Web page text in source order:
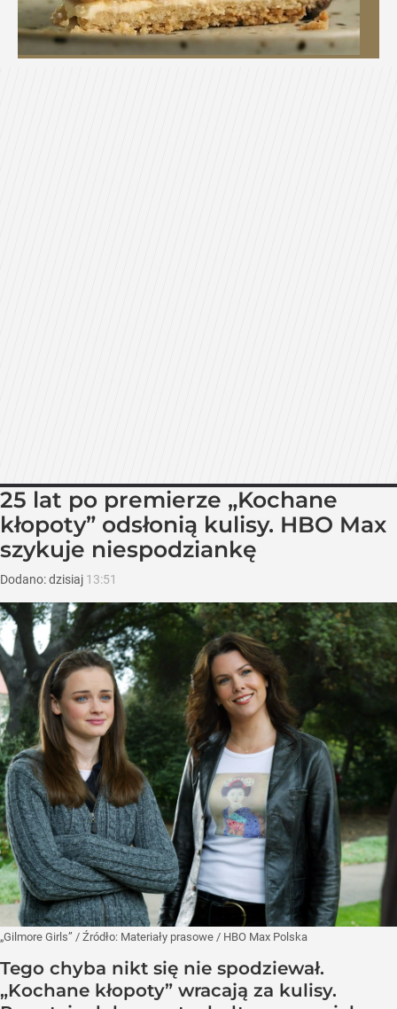
25 lat po premierze „Kochane
kłopoty” odsłonią kulisy. HBO Max
szykuje niespodziankę
Dodano:dzisiaj 13:51
„Gilmore Girls” / Źródło: Materiały prasowe / HBO Max Polska
Tego chyba nikt się nie spodziewał.
„Kochane kłopoty” wracają za kulisy.